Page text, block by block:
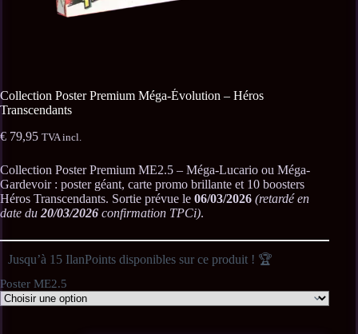
Collection Poster Premium Méga-Évolution – Héros
Transcendants
€ 79,95 TVA incl.
Collection Poster Premium ME2.5 – Méga-Lucario ou Méga-
Gardevoir : poster géant, carte promo brillante et 10 boosters
Héros Transcendants. Sortie prévue le 06/03/2026 (retardé en
date du 20/03/2026 confirmation TPCi).
Jusqu’à 15 IlanPoints disponibles sur ce produit ! 🏆
Poster ME2.5